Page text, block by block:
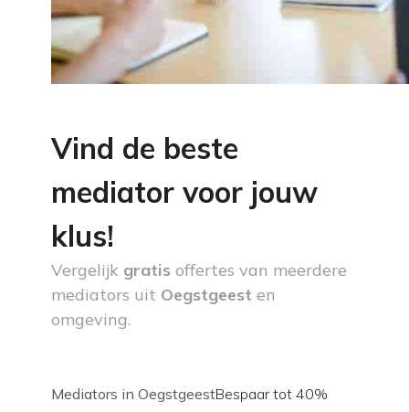
Vind de beste
mediator voor jouw
klus!
Vergelijk gratis offertes van meerdere
mediators uit Oegstgeest en
omgeving.
Mediators in OegstgeestBespaar tot 40%